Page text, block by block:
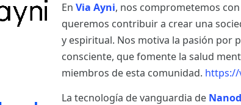
En Via Ayni, nos comprometemos
queremos contribuir a crear una
y espiritual. Nos motiva la pasión por
consciente, que fomente la salud
miembros de esta comunidad. https://
La tecnología de vanguardia de